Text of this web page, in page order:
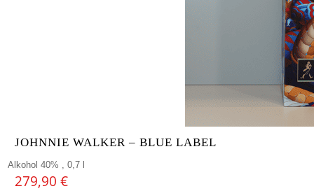
JOHNNIE WALKER – BLUE LABEL
Alkohol 40% , 0,7 l
279,90 €